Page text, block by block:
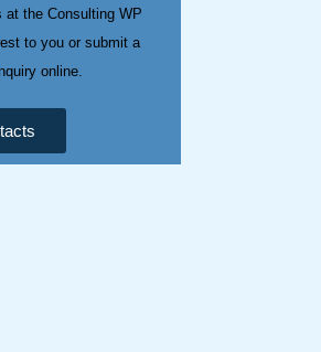
at the Consulting WP
to you or submit a
online.